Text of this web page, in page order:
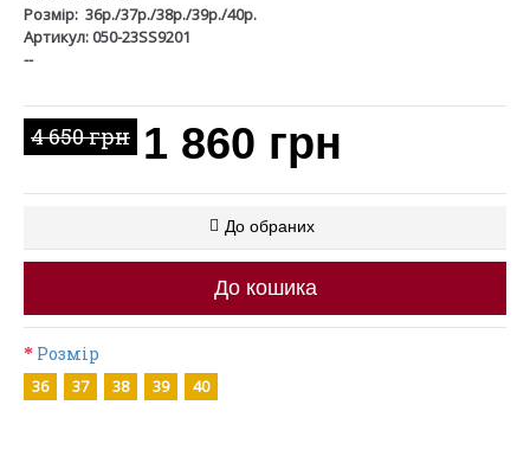
Розмір: 36р./37р./38р./39р./40р.
Артикул: 050-23SS9201
--
4 650 грн 1 860 грн
До обраних
До кошика
Розмір
36 37 38 39 40